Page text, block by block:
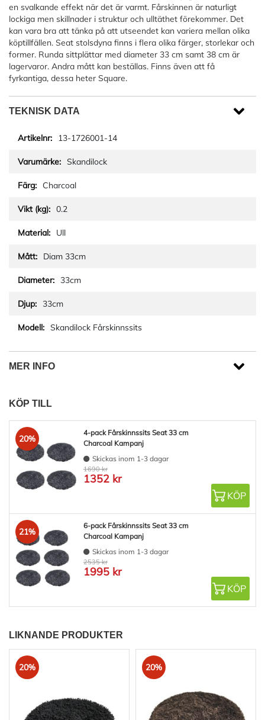
en svalkande effekt när det är varmt. Fårskinnen är naturligt
lockiga men skillnader i struktur och ulltäthet förekommer. Det
kan vara bra att tänka på att utseendet kan variera mellan olika
köptillfällen. Seat stolsdyna finns i flera olika färger, storlekar och
former. Runda sittplättar med diameter 33 cm samt 38 cm är
lagervaror. Andra mått kan beställas. Finns även att få
fyrkantiga, dessa heter Square.
TEKNISK DATA
13-1726001-14
Skandilock
Charcoal
0.2
Ull
Diam 33cm
33cm
33cm
Skandilock Fårskinnssits
MER INFO
KÖP TILL
20%
4-pack Fårskinnssits Seat 33 cm
Charcoal Kampanj
Skickas inom 1-3 dagar
1690 kr
1352 kr
KÖP
21%
6-pack Fårskinnssits Seat 33 cm
Charcoal Kampanj
Skickas inom 1-3 dagar
2535 kr
1995 kr
KÖP
LIKNANDE PRODUKTER
20% 20%